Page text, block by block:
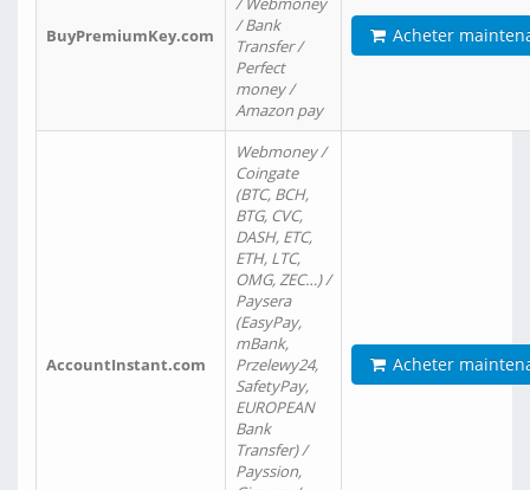
BuyPremiumKey.com
/ Bank
Transfer /
Perfect
money /
Amazon pay
Acheter
AccountInstant.com
Webmoney /
Coingate
(BTC, BCH,
BTG, CVC,
DASH, ETC,
ETH, LTC,
OMG, ZEC…) /
Paysera
(EasyPay,
mBank,
Przelewy24,
SafetyPay,
EUROPEAN
Bank
Transfer) /
Payssion,
Acheter